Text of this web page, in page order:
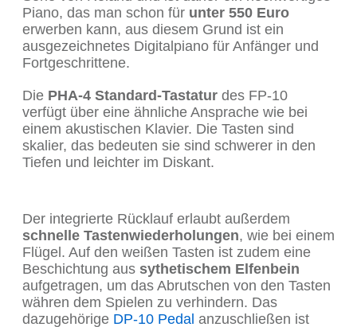
Piano, das man schon für unter 550 Euro
erwerben kann, aus diesem Grund ist ein
ausgezeichnetes Digitalpiano für Anfänger und
Fortgeschrittene.
Die PHA-4 Standard-Tastatur des FP-10
verfügt über eine ähnliche Ansprache wie bei
einem akustischen Klavier. Die Tasten sind
skalier, das bedeuten sie sind schwerer in den
Tiefen und leichter im Diskant.
Der integrierte Rücklauf erlaubt außerdem
schnelle Tastenwiederholungen, wie bei einem
Flügel. Auf den weißen Tasten ist zudem eine
Beschichtung aus sythetischem Elfenbein
aufgetragen, um das Abrutschen von den Tasten
währen dem Spielen zu verhindern. Das
dazugehörige DP-10 Pedal anzuschließen ist